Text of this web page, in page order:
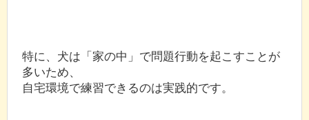
特に、犬は「家の中」で問題行動を起こすことが
多いため、
自宅環境で練習できるのは実践的です。